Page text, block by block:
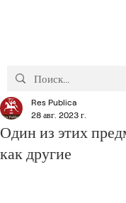
Один из этих
как другие
Res Publica
28 авг. 2023 г.